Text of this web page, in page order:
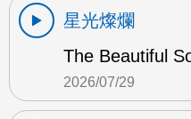
星光燦爛
The Beautiful
2026/07/29